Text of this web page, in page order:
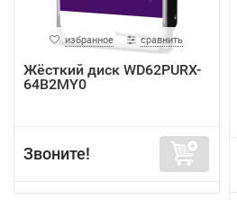
избранное сравнить
Жёсткий диск WD62PURX-
64B2MY0
Звоните!